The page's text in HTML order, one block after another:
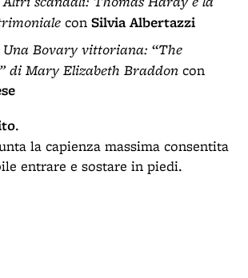
con Silvia Albertazzi
Una Bovary vittoriana: “The
di Mary Elizabeth Braddon con
.
la capienza massima consentita
entrare e sostare in piedi.